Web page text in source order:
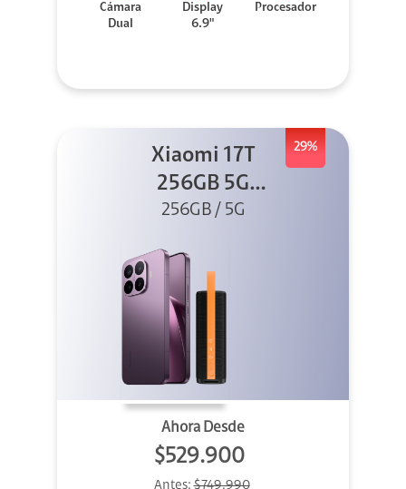
Cámara
Dual
Display
6.9"
Procesador
29%
Xiaomi 17T
256GB 5G
Morado + Sound
256GB / 5G
Ahora Desde
$529.900
Antes:$749.990